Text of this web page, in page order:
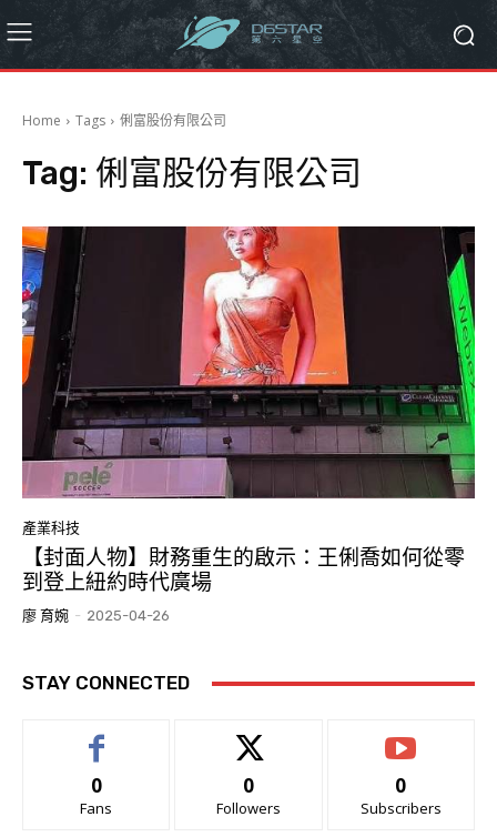
Home Tags 俐富股份有限公司
Tag: 俐富股份有限公司
產業科技
【封面人物】財務重生的啟示：王俐喬如何從零
到登上紐約時代廣場
廖 育婉 - 2025-04-26
STAY CONNECTED
0
Fans
0
Followers
0
Subscribers